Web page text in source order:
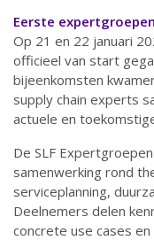
Eerste
Op 21 en 22 januari
officieel van start
bijeenkomsten
supply chain experts
actuele en
De SLF
samenwerking rond
serviceplanning,
Deelnemers delen
concrete use cases